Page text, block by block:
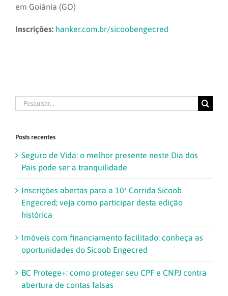
em Goiânia (GO)
Inscrições: hanker.com.br/sicoobengecred
Buscar
resultados
Posts recentes
Seguro de Vida: o melhor presente neste Dia dos
Pais pode ser a tranquilidade
Inscrições abertas para a 10ª Corrida Sicoob
Engecred; veja como participar desta edição
histórica
Imóveis com financiamento facilitado: conheça as
oportunidades do Sicoob Engecred
BC Protege+: como proteger seu CPF e CNPJ contra
abertura de contas falsas